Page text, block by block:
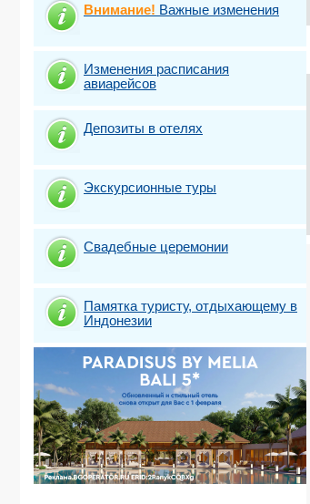
Внимание! Важные изменения
Изменения расписания
авиарейсов
Депозиты в отелях
Экскурсионные туры
Свадебные церемонии
Памятка туристу, отдыхающему в
Индонезии